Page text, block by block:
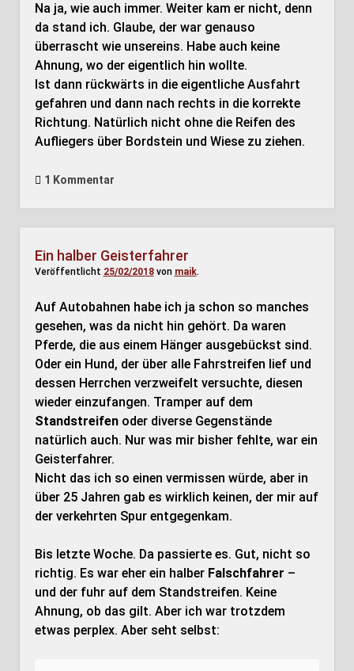
Na ja, wie auch immer. Weiter kam er nicht, denn
da stand ich. Glaube, der war genauso
überrascht wie unsereins. Habe auch keine
Ahnung, wo der eigentlich hin wollte.
Ist dann rückwärts in die eigentliche Ausfahrt
gefahren und dann nach rechts in die korrekte
Richtung. Natürlich nicht ohne die Reifen des
Aufliegers über Bordstein und Wiese zu ziehen.
1 Kommentar
Ein halber Geisterfahrer
Veröffentlicht 25/02/2018von maik.
Auf Autobahnen habe ich ja schon so manches
gesehen, was da nicht hin gehört. Da waren
Pferde, die aus einem Hänger ausgebückst sind.
Oder ein Hund, der über alle Fahrstreifen lief und
dessen Herrchen verzweifelt versuchte, diesen
wieder einzufangen. Tramper auf dem
Standstreifenoder diverse Gegenstände
natürlich auch. Nur was mir bisher fehlte, war ein
Geisterfahrer.
Nicht das ich so einen vermissen würde, aber in
über 25 Jahren gab es wirklich keinen, der mir auf
der verkehrten Spur entgegenkam.
Bis letzte Woche. Da passierte es. Gut, nicht so
richtig. Es war eher ein halber Falschfahrer –
und der fuhr auf dem Standstreifen. Keine
Ahnung, ob das gilt. Aber ich war trotzdem
etwas perplex. Aber seht selbst: